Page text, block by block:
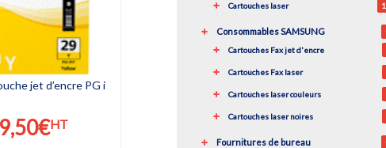
jet d’encre PG i
€HT
Cartouches laser
Consommables SAMSUNG
Cartouches Fax jet d'encre
Cartouches Fax laser
Cartouches laser couleurs
Cartouches laser noires
Fournitures de bureau